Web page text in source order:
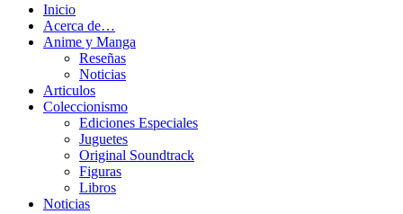
Inicio
Acerca de…
Anime y Manga
Reseñas
Noticias
Articulos
Coleccionismo
Ediciones Especiales
Juguetes
Original Soundtrack
Figuras
Libros
Noticias